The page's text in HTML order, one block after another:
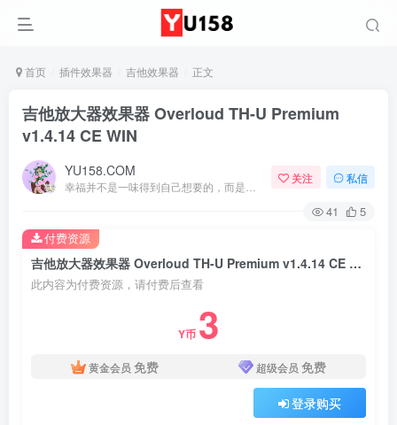
首页 插件效果器 吉他效果器 正文
吉他放大器效果器 Overloud TH-U Premium
v1.4.14 CE WIN
YU158.COM 关注 私信
41 5
吉他放大器效果器 Overloud TH-U Premium v1.4.14 CE WIN
此内容为付费资源，请付费后查看
Y币 3
黄金会员 免费 超级会员 免费
登录购买
付费资源